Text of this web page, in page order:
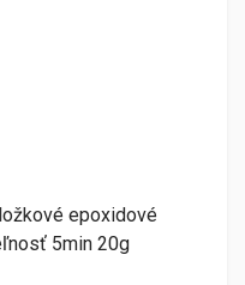
epoxidové
5min 20g